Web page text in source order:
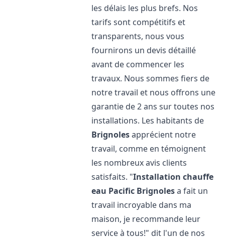
les délais les plus brefs. Nos
tarifs sont compétitifs et
transparents, nous vous
fournirons un devis détaillé
avant de commencer les
travaux. Nous sommes fiers de
notre travail et nous offrons une
garantie de 2 ans sur toutes nos
installations. Les habitants de
Brignolesapprécient notre
travail, comme en témoignent
les nombreux avis clients
satisfaits. "Installation chauffe
eau Pacific Brignolesa fait un
travail incroyable dans ma
maison, je recommande leur
service à tous!" dit l'un de nos